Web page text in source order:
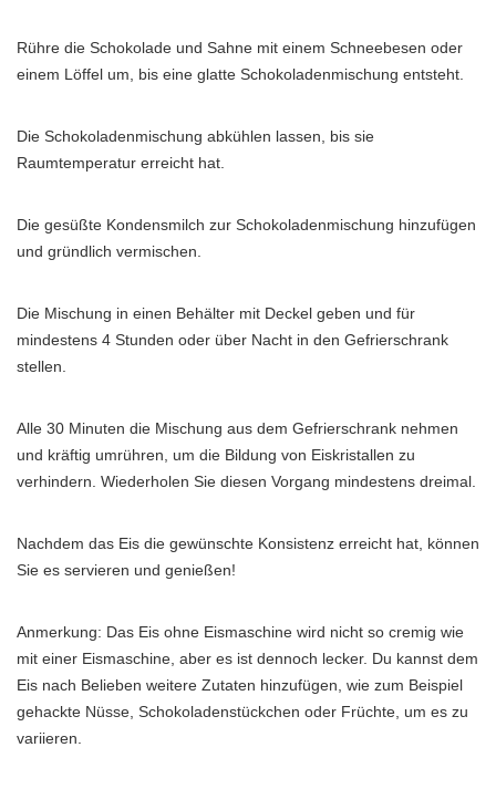
Rühre die Schokolade und Sahne mit einem Schneebesen oder
einem Löffel um, bis eine glatte Schokoladenmischung entsteht.
Die Schokoladenmischung abkühlen lassen, bis sie
Raumtemperatur erreicht hat.
Die gesüßte Kondensmilch zur Schokoladenmischung hinzufügen
und gründlich vermischen.
Die Mischung in einen Behälter mit Deckel geben und für
mindestens 4 Stunden oder über Nacht in den Gefrierschrank
stellen.
Alle 30 Minuten die Mischung aus dem Gefrierschrank nehmen
und kräftig umrühren, um die Bildung von Eiskristallen zu
verhindern. Wiederholen Sie diesen Vorgang mindestens dreimal.
Nachdem das Eis die gewünschte Konsistenz erreicht hat, können
Sie es servieren und genießen!
Anmerkung: Das Eis ohne Eismaschine wird nicht so cremig wie
mit einer Eismaschine, aber es ist dennoch lecker. Du kannst dem
Eis nach Belieben weitere Zutaten hinzufügen, wie zum Beispiel
gehackte Nüsse, Schokoladenstückchen oder Früchte, um es zu
variieren.